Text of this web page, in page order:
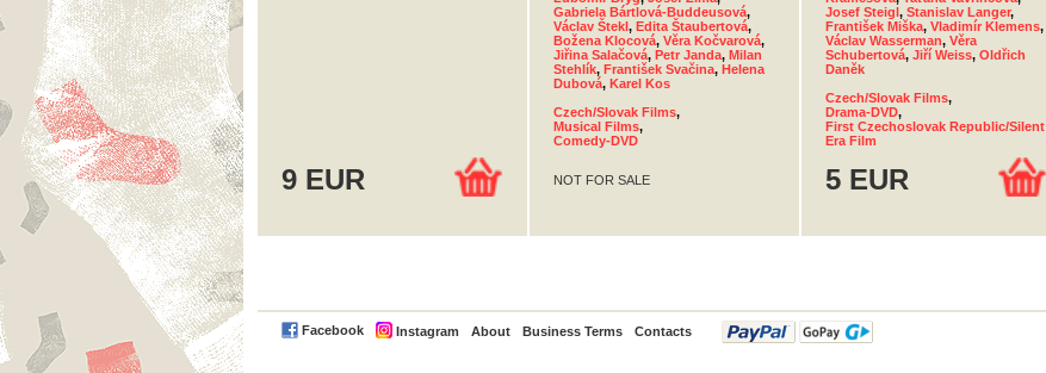
9 EUR
Gabriela Bártlová-Buddeusová,
Václav Štekl, Edita Štaubertová,
Božena Klocová, Věra Kočvarová,
Jiřina Salačová, Petr Janda, Milan
Stehlík, František Svačina, Helena
Dubová, Karel Kos
Czech/Slovak Films,
Musical Films,
Comedy-DVD
NOT FOR SALE
Josef Steigl, Stanislav Langer,
František Miška, Vladimír Klemens,
Václav Wasserman, Věra
Schubertová, Jiří Weiss, Oldřich
Daněk
Czech/Slovak Films,
Drama-DVD,
First Czechoslovak Republic/Silent
Era Film
5 EUR
Facebook Instagram About Business Terms Contacts
PayPal